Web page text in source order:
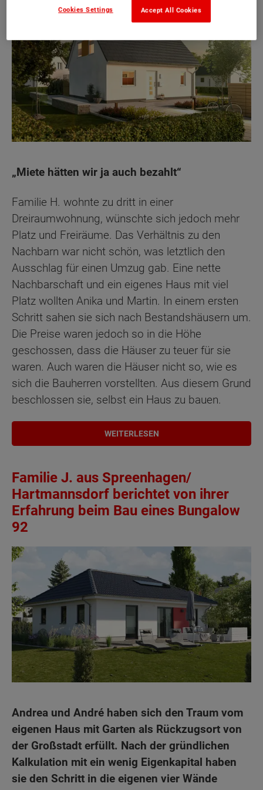
„Miete hätten wir ja auch bezahlt“
Familie H. wohnte zu dritt in einer
Dreiraumwohnung, wünschte sich jedoch mehr
Platz und Freiräume. Das Verhältnis zu den
Nachbarn war nicht schön, was letztlich den
Ausschlag für einen Umzug gab. Eine nette
Nachbarschaft und ein eigenes Haus mit viel
Platz wollten Anika und Martin. In einem ersten
Schritt sahen sie sich nach Bestandshäusern um.
Die Preise waren jedoch so in die Höhe
geschossen, dass die Häuser zu teuer für sie
waren. Auch waren die Häuser nicht so, wie es
sich die Bauherren vorstellten. Aus diesem Grund
beschlossen sie, selbst ein Haus zu bauen.
WEITERLESEN
Familie J. aus Spreenhagen/
Hartmannsdorf berichtet von ihrer
Erfahrung beim Bau eines Bungalow
92
Andrea und André haben sich den Traum vom
eigenen Haus mit Garten als Rückzugsort von
der Großstadt erfüllt. Nach der gründlichen
Kalkulation mit ein wenig Eigenkapital haben
sie den Schritt in die eigenen vier Wände
Accept All Cookies
Cookies Settings